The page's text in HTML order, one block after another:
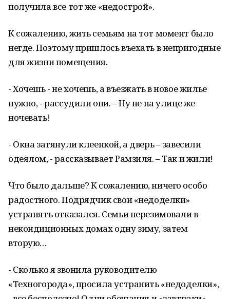
получила все тот же «недострой».
К сожалению, жить семьям на тот момент было
негде. Поэтому пришлось въехать в непригодные
для жизни помещения.
- Хочешь - не хочешь, а въезжать в новое жилье
нужно, - рассудили они. – Ну не на улице же
ночевать!
- Окна затянули клеенкой, а дверь – завесили
одеялом, - рассказывает Рамзиля. – Так и жили!
Что было дальше? К сожалению, ничего особо
радостного. Подрядчик свои «недоделки»
устранять отказался. Семьи перезимовали в
некондиционных домах одну зиму, затем
вторую…
- Сколько я звонила руководителю
«Техногорода», просила устранить «недоделки»,